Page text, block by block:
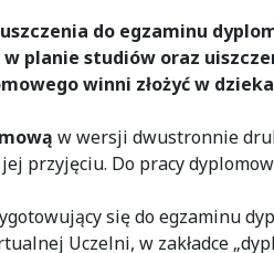
do egzaminu
planie studiów oraz
winni złożyć w
w wersji dwustronnie
przyjęciu. Do pracy
się do egzaminu
Uczelni, w zakładce